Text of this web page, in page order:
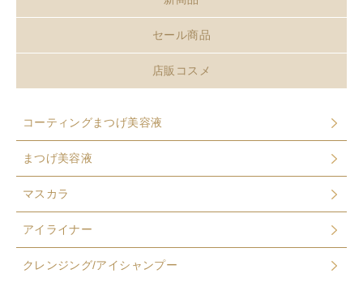
セール商品
店販コスメ
コーティングまつげ美容液
まつげ美容液
マスカラ
アイライナー
クレンジング/アイシャンプー